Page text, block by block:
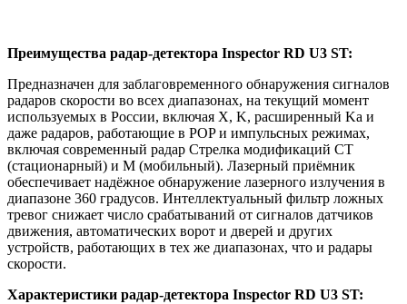
Преимущества радар-детектора Inspector RD U3 ST:
Предназначен для заблаговременного обнаружения сигналов
радаров скорости во всех диапазонах, на текущий момент
используемых в России, включая X, K, расширенный Ka и
даже радаров, работающие в POP и импульсных режимах,
включая современный радар Стрелка модификаций СТ
(стационарный) и М (мобильный). Лазерный приёмник
обеспечивает надёжное обнаружение лазерного излучения в
диапазоне 360 градусов. Интеллектуальный фильтр ложных
тревог снижает число срабатываний от сигналов датчиков
движения, автоматических ворот и дверей и других
устройств, работающих в тех же диапазонах, что и радары
скорости.
Характеристики радар-детектора Inspector RD U3 ST: